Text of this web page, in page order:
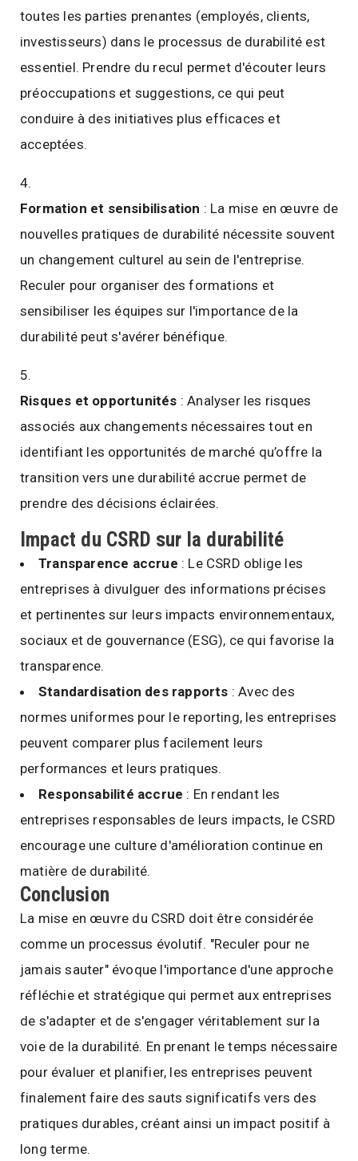
toutes les parties prenantes (employés, clients,
investisseurs) dans le processus de durabilité est
essentiel. Prendre du recul permet d'écouter leurs
préoccupations et suggestions, ce qui peut
conduire à des initiatives plus efficaces et
acceptées.
Formation et sensibilisation : La mise en œuvre de
nouvelles pratiques de durabilité nécessite souvent
un changement culturel au sein de l'entreprise.
Reculer pour organiser des formations et
sensibiliser les équipes sur l'importance de la
durabilité peut s'avérer bénéfique.
Risques et opportunités : Analyser les risques
associés aux changements nécessaires tout en
identifiant les opportunités de marché qu’offre la
transition vers une durabilité accrue permet de
prendre des décisions éclairées.
Impact du CSRD sur la durabilité
Transparence accrue : Le CSRD oblige les
entreprises à divulguer des informations précises
et pertinentes sur leurs impacts environnementaux,
sociaux et de gouvernance (ESG), ce qui favorise la
transparence.
Standardisation des rapports : Avec des
normes uniformes pour le reporting, les entreprises
peuvent comparer plus facilement leurs
performances et leurs pratiques.
Responsabilité accrue : En rendant les
entreprises responsables de leurs impacts, le CSRD
encourage une culture d'amélioration continue en
matière de durabilité.
Conclusion
La mise en œuvre du CSRD doit être considérée
comme un processus évolutif. "Reculer pour ne
jamais sauter" évoque l'importance d'une approche
réfléchie et stratégique qui permet aux entreprises
de s'adapter et de s'engager véritablement sur la
voie de la durabilité. En prenant le temps nécessaire
pour évaluer et planifier, les entreprises peuvent
finalement faire des sauts significatifs vers des
pratiques durables, créant ainsi un impact positif à
long terme.